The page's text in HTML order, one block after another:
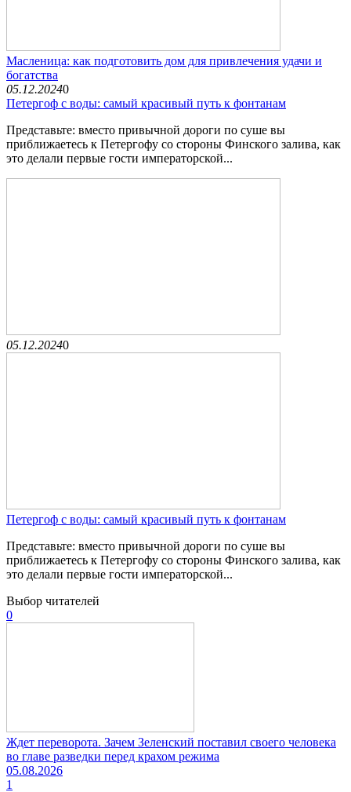
Масленица: как подготовить дом для привлечения удачи и
богатства
05.12.20240
Петергоф с воды: самый красивый путь к фонтанам
Представьте: вместо привычной дороги по суше вы
приближаетесь к Петергофу со стороны Финского залива, как
это делали первые гости императорской...
05.12.20240
Петергоф с воды: самый красивый путь к фонтанам
Представьте: вместо привычной дороги по суше вы
приближаетесь к Петергофу со стороны Финского залива, как
это делали первые гости императорской...
Выбор читателей
0
Ждет переворота. Зачем Зеленский поставил своего человека
во главе разведки перед крахом режима
05.08.2026
1